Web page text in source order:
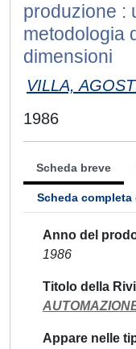
produzione :
metodologia
dimensioni
VILLA,
1986
Scheda breve
Scheda completa
Anno del
1986
Titolo della
Appare nelle